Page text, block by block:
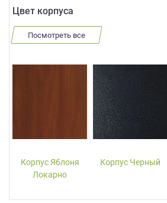
Цвет корпуса
Посмотреть все
Корпус Яблоня
Локарно
Корпус Черный